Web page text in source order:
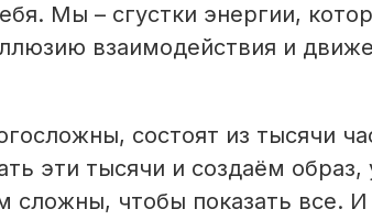
Мы – сгустки энергии,
взаимодействия и
состоят из тысячи
эти тысячи и создаём
сложны, чтобы показать все.